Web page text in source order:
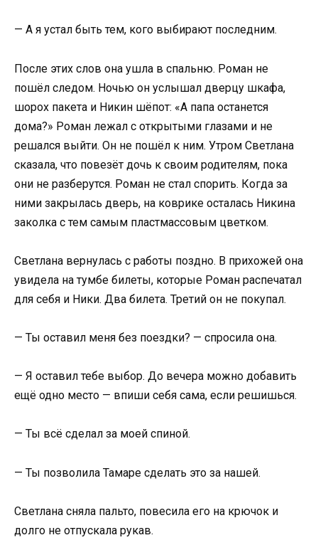
— А я устал быть тем, кого выбирают последним.
После этих слов она ушла в спальню. Роман не
пошёл следом. Ночью он услышал дверцу шкафа,
шорох пакета и Никин шёпот: «А папа останется
дома?» Роман лежал с открытыми глазами и не
решался выйти. Он не пошёл к ним. Утром Светлана
сказала, что повезёт дочь к своим родителям, пока
они не разберутся. Роман не стал спорить. Когда за
ними закрылась дверь, на коврике осталась Никина
заколка с тем самым пластмассовым цветком.
Светлана вернулась с работы поздно. В прихожей она
увидела на тумбе билеты, которые Роман распечатал
для себя и Ники. Два билета. Третий он не покупал.
— Ты оставил меня без поездки? — спросила она.
— Я оставил тебе выбор. До вечера можно добавить
ещё одно место — впиши себя сама, если решишься.
— Ты всё сделал за моей спиной.
— Ты позволила Тамаре сделать это за нашей.
Светлана сняла пальто, повесила его на крючок и
долго не отпускала рукав.